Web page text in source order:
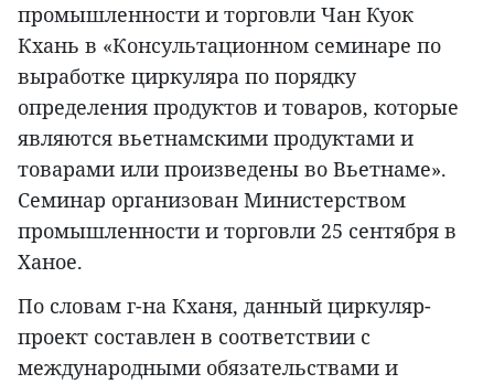
промышленности и торговли Чан Куок
Кхань в «Консультационном семинаре по
выработке циркуляра по порядку
определения продуктов и товаров, которые
являются вьетнамскими продуктами и
товарами или произведены во Вьетнаме».
Семинар организован Министерством
промышленности и торговли 25 сентября в
Ханое.
По словам г-на Кханя, данный циркуляр-
проект составлен в соответствии с
международными обязательствами и